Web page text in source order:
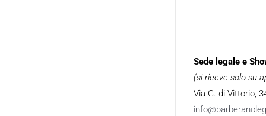
Sede legale e
(si riceve solo su
Via G. di Vittorio,